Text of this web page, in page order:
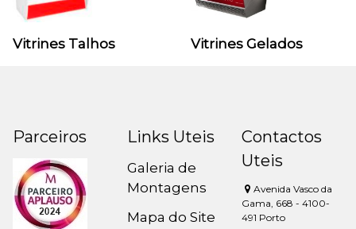
Vitrines Talhos Vitrines Gelados
Parceiros Links Uteis
Galeria de
Montagens
Mapa do Site
Contactos
Uteis
Avenida Vasco da
Gama, 668 - 4100-
491 Porto